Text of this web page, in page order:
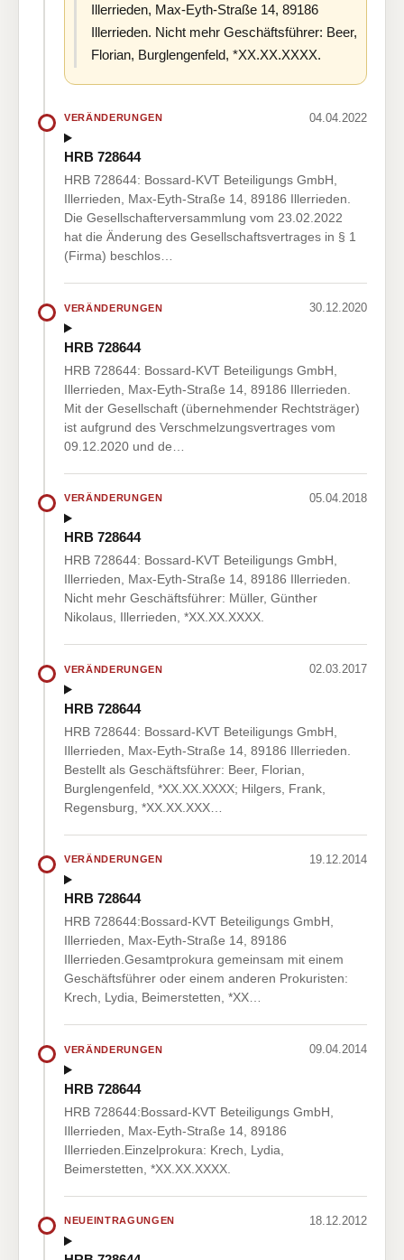
Illerrieden, Max-Eyth-Straße 14, 89186
Illerrieden. Nicht mehr Geschäftsführer: Beer,
Florian, Burglengenfeld, *XX.XX.XXXX.
VERÄNDERUNGEN 04.04.2022
HRB 728644
HRB 728644: Bossard-KVT Beteiligungs GmbH,
Illerrieden, Max-Eyth-Straße 14, 89186 Illerrieden.
Die Gesellschafterversammlung vom 23.02.2022
hat die Änderung des Gesellschaftsvertrages in § 1
(Firma) beschlos…
VERÄNDERUNGEN 30.12.2020
HRB 728644
HRB 728644: Bossard-KVT Beteiligungs GmbH,
Illerrieden, Max-Eyth-Straße 14, 89186 Illerrieden.
Mit der Gesellschaft (übernehmender Rechtsträger)
ist aufgrund des Verschmelzungsvertrages vom
09.12.2020 und de…
VERÄNDERUNGEN 05.04.2018
HRB 728644
HRB 728644: Bossard-KVT Beteiligungs GmbH,
Illerrieden, Max-Eyth-Straße 14, 89186 Illerrieden.
Nicht mehr Geschäftsführer: Müller, Günther
Nikolaus, Illerrieden, *XX.XX.XXXX.
VERÄNDERUNGEN 02.03.2017
HRB 728644
HRB 728644: Bossard-KVT Beteiligungs GmbH,
Illerrieden, Max-Eyth-Straße 14, 89186 Illerrieden.
Bestellt als Geschäftsführer: Beer, Florian,
Burglengenfeld, *XX.XX.XXXX; Hilgers, Frank,
Regensburg, *XX.XX.XXX…
VERÄNDERUNGEN 19.12.2014
HRB 728644
HRB 728644:Bossard-KVT Beteiligungs GmbH,
Illerrieden, Max-Eyth-Straße 14, 89186
Illerrieden.Gesamtprokura gemeinsam mit einem
Geschäftsführer oder einem anderen Prokuristen:
Krech, Lydia, Beimerstetten, *XX…
VERÄNDERUNGEN 09.04.2014
HRB 728644
HRB 728644:Bossard-KVT Beteiligungs GmbH,
Illerrieden, Max-Eyth-Straße 14, 89186
Illerrieden.Einzelprokura: Krech, Lydia,
Beimerstetten, *XX.XX.XXXX.
NEUEINTRAGUNGEN 18.12.2012